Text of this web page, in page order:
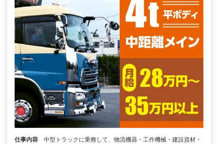
仕事内容
中型トラックに乗務して、物流機器・工作機械・建設資材・